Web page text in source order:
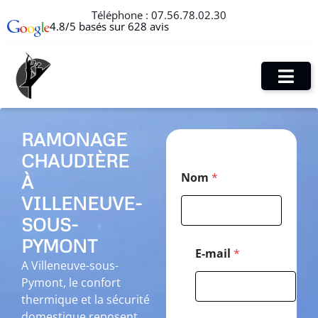
Téléphone : 07.56.78.02.30
4.8/5 basés sur 628 avis
RAMONAGE
CHAUDIÈRE
À
VILLENEUVE-
SOUS-
PYMONT
A Villeneuve-sous-
Pymont, le confort
thermique et la sécurité
é
l
p
Nom *
E-mail *